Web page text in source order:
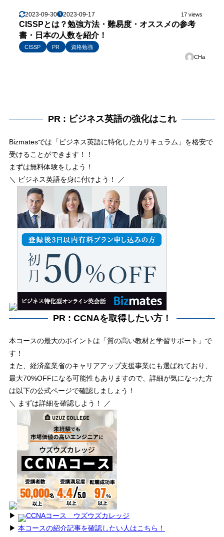
2023-09-30 2023-09-17 17 views
CISSPとは？勉強方法・難易度・オススメの参考
書・日本の人数を紹介！
CISSP PR
資格勉強
CHa
PR : ビジネス英語の強化はこれ
Bizmatesでは「ビジネス英語に特化したカリキュラム」を格安で
受けることができます！！
まずは無料体験をしよう！
＼ ビジネス英語を身に付けよう！ ／
PR : CCNAを取得したい方！
本コースの最大のポイントは「質の高い教材と学習サポート」で
す！
また、経済産業省のキャリアアップ支援事業にも選ばれており、
最大70%OFFになる可能性もありますので、詳細が気になった方
は以下の公式ページで確認しましょう！
＼ まずは詳細を確認しよう！ ／
▶︎
CCNAコース ウズウズカレッジ
▶︎ 本コースの紹介記事を確認したい人はこちら！